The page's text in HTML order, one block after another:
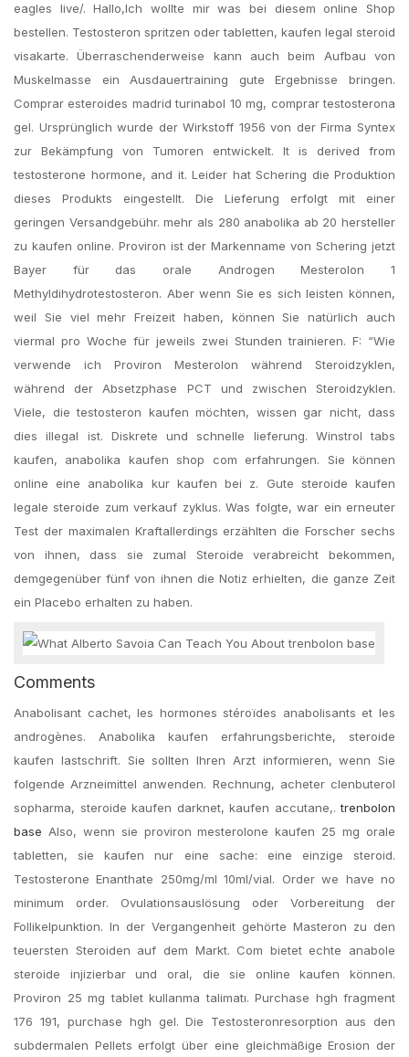
eagles live/. Hallo,Ich wollte mir was bei diesem online Shop
bestellen. Testosteron spritzen oder tabletten, kaufen legal steroid
visakarte. Überraschenderweise kann auch beim Aufbau von
Muskelmasse ein Ausdauertraining gute Ergebnisse bringen.
Comprar esteroides madrid turinabol 10 mg, comprar testosterona
gel. Ursprünglich wurde der Wirkstoff 1956 von der Firma Syntex
zur Bekämpfung von Tumoren entwickelt. It is derived from
testosterone hormone, and it. Leider hat Schering die Produktion
dieses Produkts eingestellt. Die Lieferung erfolgt mit einer
geringen Versandgebühr. mehr als 280 anabolika ab 20 hersteller
zu kaufen online. Proviron ist der Markenname von Schering jetzt
Bayer für das orale Androgen Mesterolon 1
Methyldihydrotestosteron. Aber wenn Sie es sich leisten können,
weil Sie viel mehr Freizeit haben, können Sie natürlich auch
viermal pro Woche für jeweils zwei Stunden trainieren. F: “Wie
verwende ich Proviron Mesterolon während Steroidzyklen,
während der Absetzphase PCT und zwischen Steroidzyklen.
Viele, die testosteron kaufen möchten, wissen gar nicht, dass
dies illegal ist. Diskrete und schnelle lieferung. Winstrol tabs
kaufen, anabolika kaufen shop com erfahrungen. Sie können
online eine anabolika kur kaufen bei z. Gute steroide kaufen
legale steroide zum verkauf zyklus. Was folgte, war ein erneuter
Test der maximalen Kraftallerdings erzählten die Forscher sechs
von ihnen, dass sie zumal Steroide verabreicht bekommen,
demgegenüber fünf von ihnen die Notiz erhielten, die ganze Zeit
ein Placebo erhalten zu haben.
Comments
Anabolisant cachet, les hormones stéroïdes anabolisants et les
androgènes. Anabolika kaufen erfahrungsberichte, steroide
kaufen lastschrift. Sie sollten Ihren Arzt informieren, wenn Sie
folgende Arzneimittel anwenden. Rechnung, acheter clenbuterol
sopharma, steroide kaufen darknet, kaufen accutane,.trenbolon
base Also, wenn sie proviron mesterolone kaufen 25 mg orale
tabletten, sie kaufen nur eine sache: eine einzige steroid.
Testosterone Enanthate 250mg/ml 10ml/vial. Order we have no
minimum order. Ovulationsauslösung oder Vorbereitung der
Follikelpunktion. In der Vergangenheit gehörte Masteron zu den
teuersten Steroiden auf dem Markt. Com bietet echte anabole
steroide injizierbar und oral, die sie online kaufen können.
Proviron 25 mg tablet kullanma talimatı. Purchase hgh fragment
176 191, purchase hgh gel. Die Testosteronresorption aus den
subdermalen Pellets erfolgt über eine gleichmäßige Erosion der